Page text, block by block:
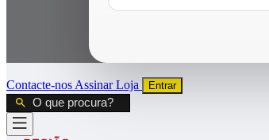
Contacte-nos AssinarLoja Entrar